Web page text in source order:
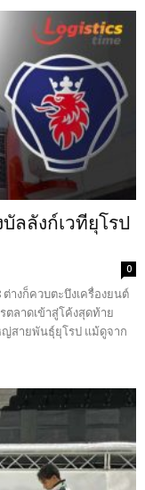
ลลังก์เวทียุโรป
0
างก็ควบตะบึงเครื่องยนต์
ลาดเข้าสู่โค้งสุดท้าย
สายพันธุ์ยุโรป แม้ดูจาก